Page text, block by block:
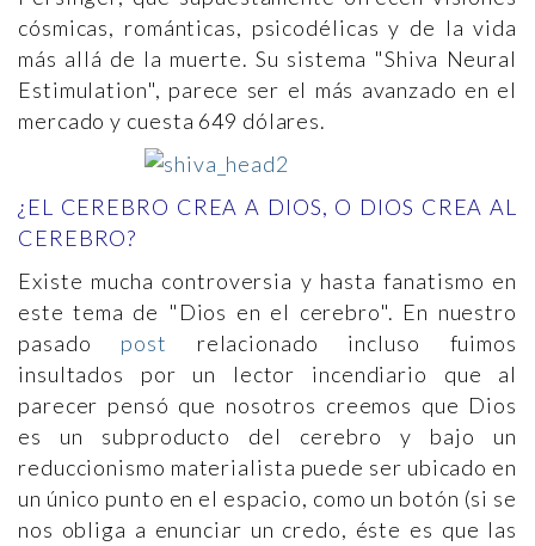
cósmicas, románticas, psicodélicas y de la vida
más allá de la muerte. Su sistema "Shiva Neural
Estimulation", parece ser el más avanzado en el
mercado y cuesta 649 dólares.
¿EL CEREBRO CREA A DIOS, O DIOS CREA AL
CEREBRO?
Existe mucha controversia y hasta fanatismo en
este tema de "Dios en el cerebro". En nuestro
pasado post relacionado incluso fuimos
insultados por un lector incendiario que al
parecer pensó que nosotros creemos que Dios
es un subproducto del cerebro y bajo un
reduccionismo materialista puede ser ubicado en
un único punto en el espacio, como un botón (si se
nos obliga a enunciar un credo, éste es que las